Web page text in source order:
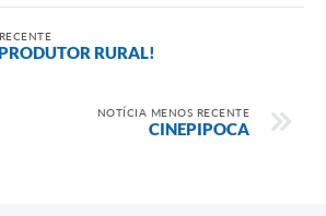
RURAL!
NOTÍCIA MENOS RECENTE
CINEPIPOCA